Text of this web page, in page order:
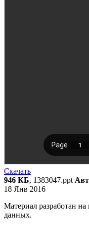
Скачать
946 КБ, 1383047.ppt
18 Янв 2016
Материал разработан на
данных.